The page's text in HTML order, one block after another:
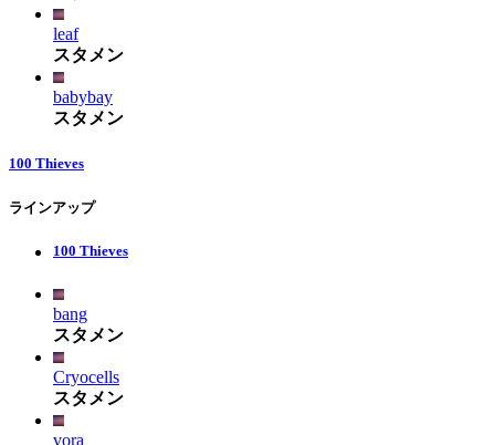
leaf
スタメン
babybay
スタメン
100 Thieves
ラインアップ
100 Thieves
bang
スタメン
Cryocells
スタメン
vora